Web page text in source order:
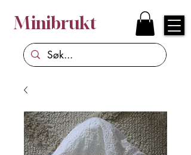
Minibrukt